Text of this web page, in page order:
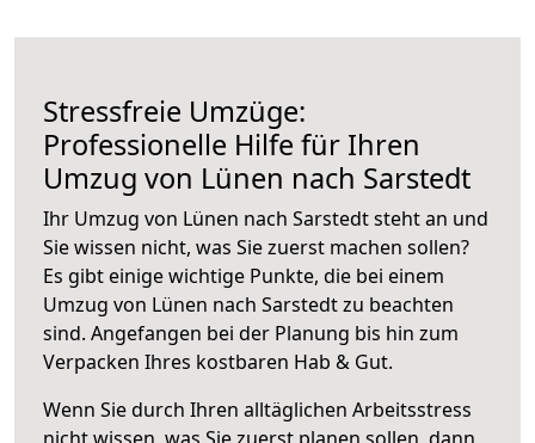
Stressfreie Umzüge:
Professionelle Hilfe für Ihren
Umzug von Lünen nach Sarstedt
Ihr Umzug von Lünen nach Sarstedt steht an und
Sie wissen nicht, was Sie zuerst machen sollen?
Es gibt einige wichtige Punkte, die bei einem
Umzug von Lünen nach Sarstedt zu beachten
sind. Angefangen bei der Planung bis hin zum
Verpacken Ihres kostbaren Hab & Gut.
Wenn Sie durch Ihren alltäglichen Arbeitsstress